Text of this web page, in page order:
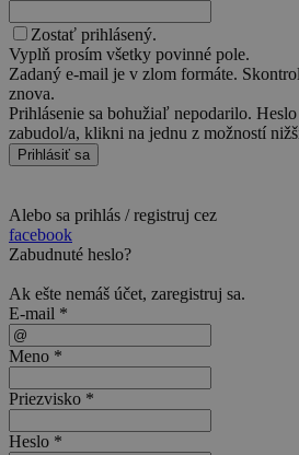
Zostať prihlásený.
Vyplň prosím všetky povinné pole.
Zadaný e-mail je v zlom formáte.
znova.
Prihlásenie sa bohužiaľ nepodarilo.
zabudol/a, klikni na jednu z možností
Prihlásiť sa
Alebo sa prihlás / registruj cez
facebook
Zabudnuté heslo?
Ak ešte nemáš účet, zaregistruj sa.
E-mail *
Meno *
Priezvisko *
Heslo *